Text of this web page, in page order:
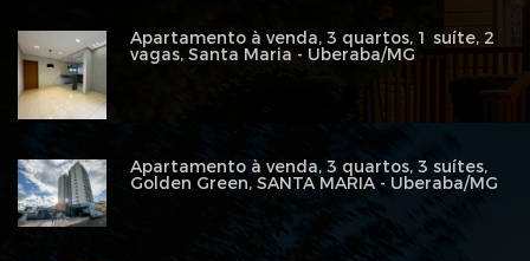
Apartamento à venda, 3 quartos, 1 suíte, 2
vagas, Santa Maria - Uberaba/MG
Apartamento à venda, 3 quartos, 3 suítes,
Golden Green, SANTA MARIA - Uberaba/MG